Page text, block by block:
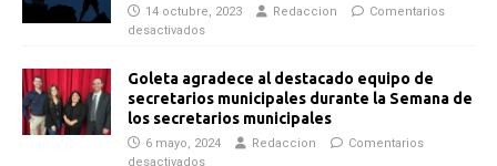
14 octubre, 2023 Redaccion
Comentarios
desactivados
Goleta agradece al destacado equipo de
secretarios municipales durante la Semana de
los secretarios municipales
6 mayo, 2024 Redaccion
Comentarios
desactivados